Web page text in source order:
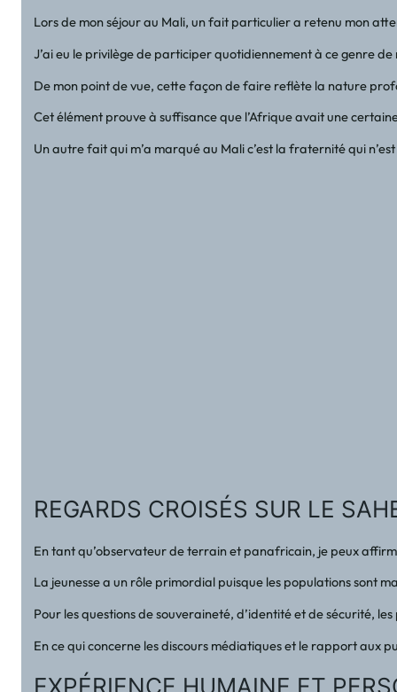
Lors de mon séjour au Mali, un fait particulier a retenu mon
J’ai eu le privilège de participer quotidiennement à ce genre
De mon point de vue, cette façon de faire reflète la nature
Cet élément prouve à suffisance que l’Afrique avait une
Un autre fait qui m’a marqué au Mali c’est la fraternité qui
REGARDS CROISÉS SUR LE
En tant qu’observateur de terrain et panafricain, je peux
La jeunesse a un rôle primordial puisque les populations sont
Pour les questions de souveraineté, d’identité et de sécurité,
En ce qui concerne les discours médiatiques et le rapport aux
EXPÉRIENCE HUMAINE ET